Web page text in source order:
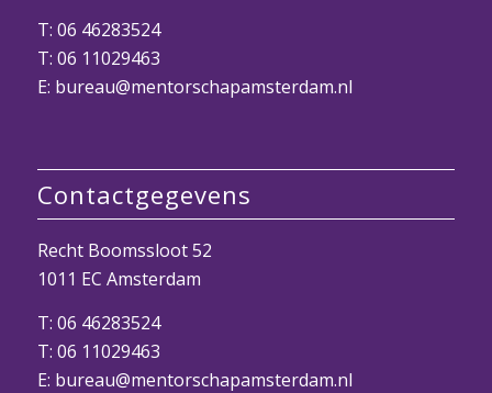
T: 06 46283524
T: 06 11029463
E: bureau@mentorschapamsterdam.nl
Contactgegevens
Recht Boomssloot 52
1011 EC Amsterdam
T: 06 46283524
T: 06 11029463
E: bureau@mentorschapamsterdam.nl